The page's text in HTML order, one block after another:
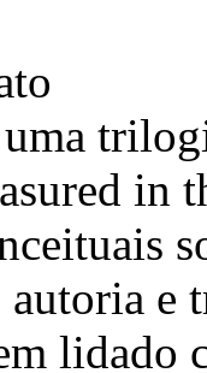
in
e
lidado